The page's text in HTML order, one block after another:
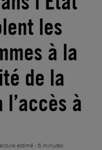
les
à la
de la
à
estimé : 6 minutes